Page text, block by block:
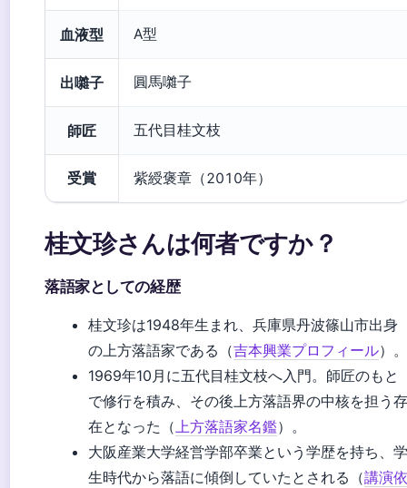
血液型 A型
出囃子 圓馬囃子
師匠 五代目桂文枝
受賞 紫綬褒章（2010年）
桂文珍さんは何者ですか？
落語家としての経歴
桂文珍は1948年生まれ、兵庫県丹波篠山市出身
の上方落語家である（吉本興業プロフィール）。
1969年10月に五代目桂文枝へ入門。師匠のもと
で修行を積み、その後上方落語界の中核を担う存
在となった（上方落語家名鑑）。
大阪産業大学経営学部卒業という学歴を持ち、学
生時代から落語に傾倒していたとされる（講演依